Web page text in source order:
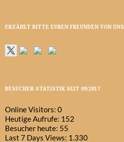
ERZÄHLT BITTE EUREN FREUNDEN VON UNS
BESUCHER-STATISTIK SEIT 09/2017
Online Visitors: 0
Heutige Aufrufe: 152
Besucher heute: 55
Last 7 Days Views: 1.330